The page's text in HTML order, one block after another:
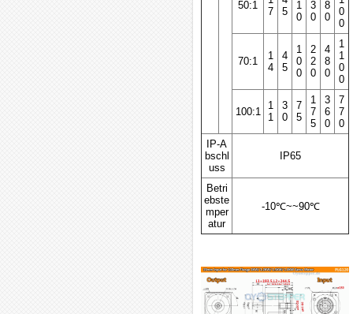
50:1
7
5
1
0
3
0
8
0
0
0
70:1
1
4
4
5
1
0
0
2
2
0
4
8
0
1
1
0
0
100:1
1
1
3
0
7
5
1
7
5
3
6
0
7
7
0
IP-A
bschl
uss
IP65
Betri
ebste
mper
atur
-10℃~~90℃